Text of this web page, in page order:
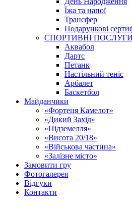
Їжа та напої
Трансфер
Подарункові
СПОРТИВНІ ПОСЛУГИ
Аквабол
Дартс
Петанк
Настільний теніс
Арбалет
Баскетбол
Майданчики
«Фортеця Камелот»
«Дикий Захід»
«Підземелля»
«Висота 20/18»
«Військова частина»
«Залізне місто»
Замовити гру
Фотогалерея
Відгуки
Контакти